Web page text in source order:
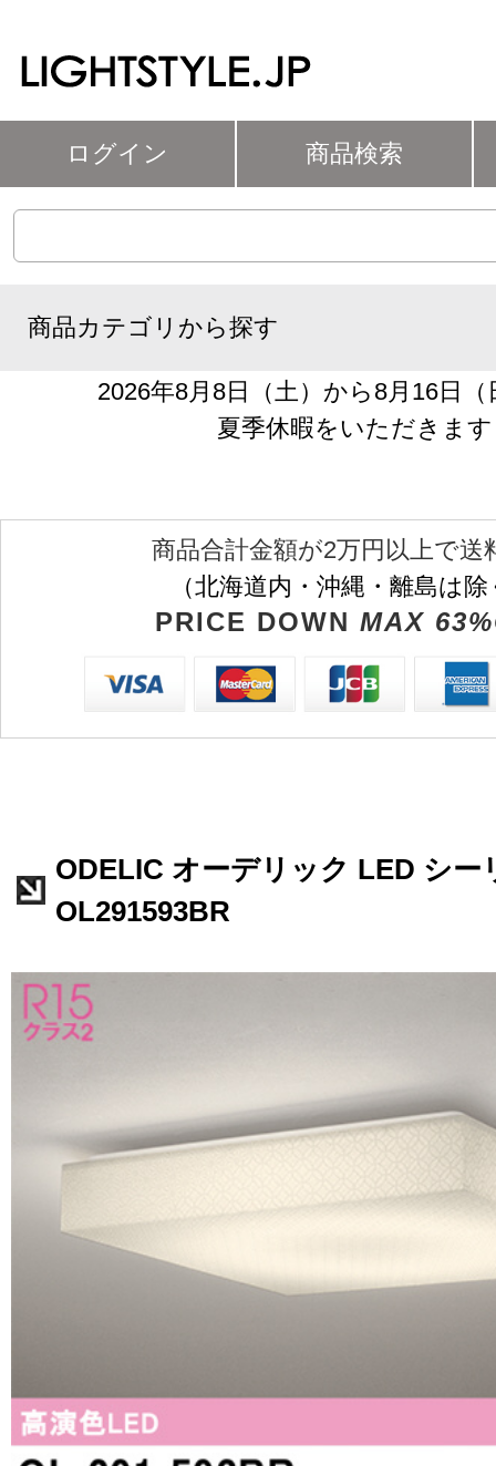
ログイン 商品検索
商品カテゴリから探す
2026年8月8日（土）から8月16日
夏季休暇をいただきます
商品合計金額が2万円以上で送
（北海道内・沖縄・離島は
PRICE DOWN MAX
ODELIC オーデリック LED シー
OL291593BR